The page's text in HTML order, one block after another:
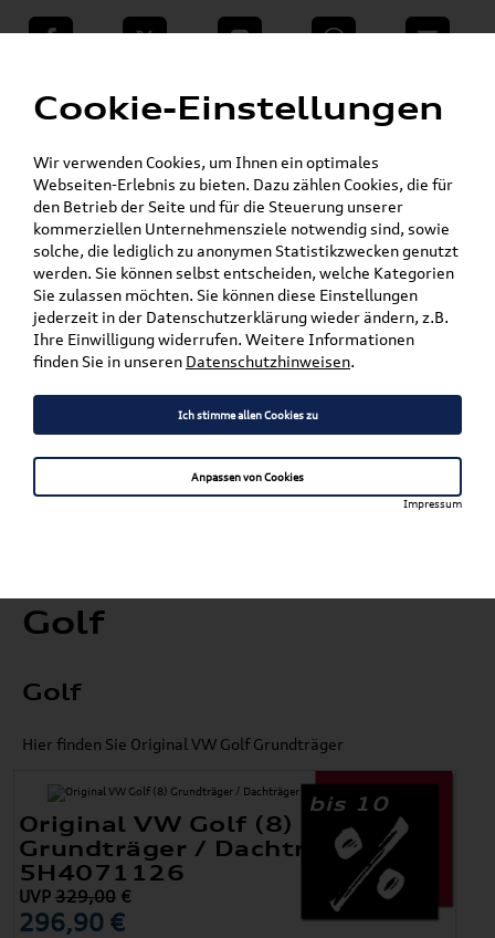
teilen Twitter Instagram WhatsApp E-Mail
VW Shop - VW Originalteile und Zubehör »
» Transport- & Trägersysteme
» Grundträger Golf
Mein Kundenkonto Warenkorb
Artikel für ihr Modell
Marke wählen
Modell wählen
Karosserieform wählen
Golf
Golf
Hier finden Sie Original VW Golf Grundträger
bis 10
Original VW Golf (8)
Grundträger / Dachträger
5H4071126
UVP 329,00€
296,90 €
Cookie-Einstellungen
Wir verwenden Cookies, um Ihnen ein optimales
Webseiten-Erlebnis zu bieten. Dazu zählen Cookies, die für
den Betrieb der Seite und für die Steuerung unserer
kommerziellen Unternehmensziele notwendig sind, sowie
solche, die lediglich zu anonymen Statistikzwecken genutzt
werden. Sie können selbst entscheiden, welche Kategorien
Sie zulassen möchten. Sie können diese Einstellungen
jederzeit in der Datenschutzerklärung wieder ändern, z.B.
Ihre Einwilligung widerrufen. Weitere Informationen
finden Sie in unseren Datenschutzhinweisen.
Ich stimme allen Cookies zu
Anpassen von Cookies
Impressum